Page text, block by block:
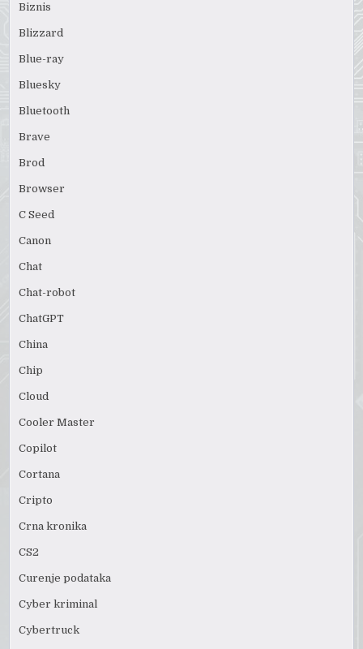
Biznis
Blizzard
Blue-ray
Bluesky
Bluetooth
Brave
Brod
Browser
C Seed
Canon
Chat
Chat-robot
ChatGPT
China
Chip
Cloud
Cooler Master
Copilot
Cortana
Cripto
Crna kronika
CS2
Curenje podataka
Cyber kriminal
Cybertruck